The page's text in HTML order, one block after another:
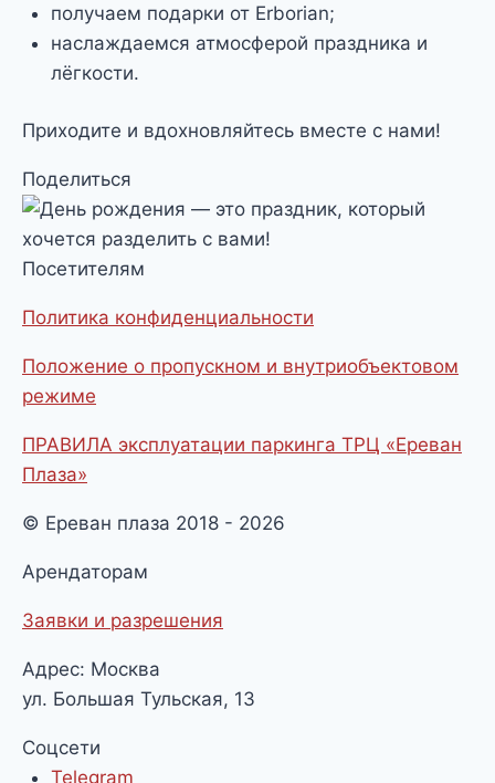
получаем подарки от Erborian;
наслаждаемся атмосферой праздника и
лёгкости.
Приходите и вдохновляйтесь вместе с нами!
Поделиться
Посетителям
Политика конфиденциальности
Положение о пропускном и внутриобъектовом
режиме
ПРАВИЛА эксплуатации паркинга ТРЦ «Ереван
Плаза»
© Ереван плаза 2018 - 2026
Арендаторам
Заявки и разрешения
Адрес: Москва
ул. Большая Тульская, 13
Соцсети
Telegram